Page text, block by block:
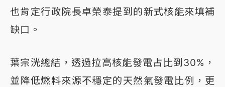
也肯定行政院長卓榮泰提到的新式核能來填補
缺口。
葉宗洸總結，透過拉高核能發電占比到30%，
並降低燃料來源不穩定的天然氣發電比例，更